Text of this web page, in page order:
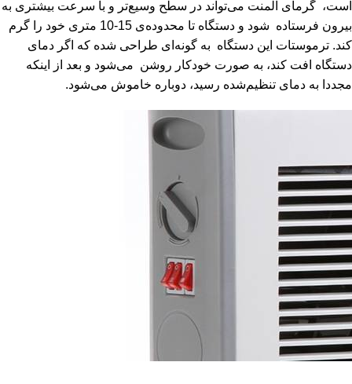
است، گرمای المنت می‌تواند در سطح وسیع‌تر و با سرعت بیشتری به
بیرون فرستاده شود و دستگاه تا محدوده‌ی 15-10 متری خود را گرم
کند. ترموستات این دستگاه به گونه‌ای طراحی شده که اگر دمای
دستگاه افت کند، به صورت خودکار روشن می‌شود و بعد از اینکه
مجددا به دمای تنظیم‌شده رسید، دوباره خاموش می‌شود.